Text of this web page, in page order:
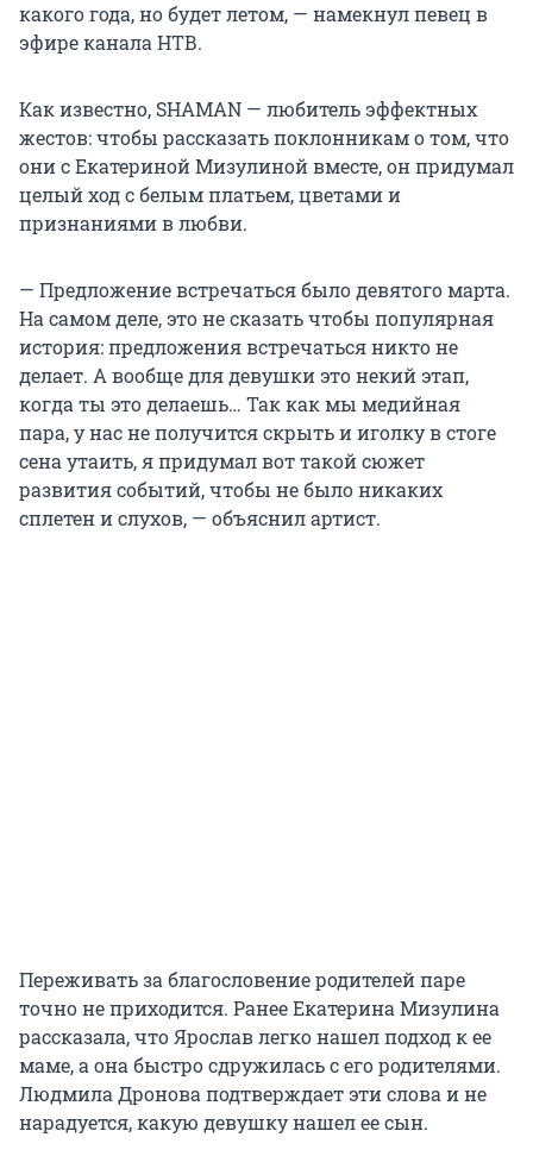
какого года, но будет летом, — намекнул певец в
эфире канала НТВ.
Как известно, SHAMAN — любитель эффектных
жестов: чтобы рассказать поклонникам о том, что
они с Екатериной Мизулиной вместе, он придумал
целый ход с белым платьем, цветами и
признаниями в любви.
— Предложение встречаться было девятого марта.
На самом деле, это не сказать чтобы популярная
история: предложения встречаться никто не
делает. А вообще для девушки это некий этап,
когда ты это делаешь… Так как мы медийная
пара, у нас не получится скрыть и иголку в стоге
сена утаить, я придумал вот такой сюжет
развития событий, чтобы не было никаких
сплетен и слухов, — объяснил артист.
Переживать за благословение родителей паре
точно не приходится. Ранее Екатерина Мизулина
рассказала, что Ярослав легко нашел подход к ее
маме, а она быстро сдружилась с его родителями.
Людмила Дронова подтверждает эти слова и не
нарадуется, какую девушку нашел ее сын.